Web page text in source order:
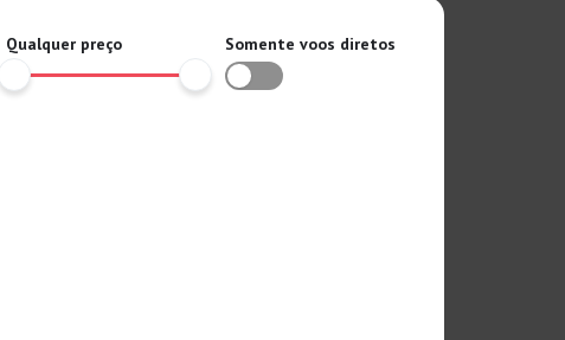
Qualquer preço
Somente voos diretos